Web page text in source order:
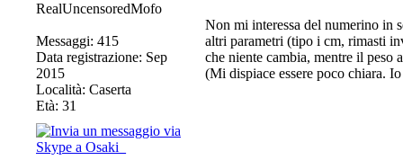
RealUncensoredMofo
Messaggi: 415
Data registrazione: Sep
2015
Località: Caserta
Età: 31
Non mi interessa del numerino in
altri parametri (tipo i cm, rimasti
che niente cambia, mentre il peso
(Mi dispiace essere poco chiara.